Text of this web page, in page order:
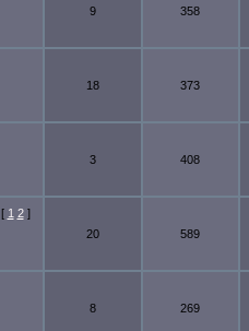
9
358
18
373
3
408
[ 1 2 ]
20
589
8
269